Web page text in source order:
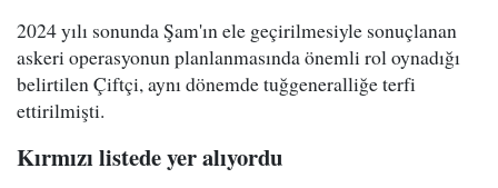
2024 yılı sonunda Şam'ın ele geçirilmesiyle sonuçlanan
askeri operasyonun planlanmasında önemli rol oynadığı
belirtilen Çiftçi, aynı dönemde tuğgeneralliğe terfi
ettirilmişti.
Kırmızı listede yer alıyordu